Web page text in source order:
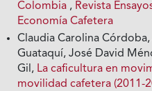
Colombia , Revista
Economía Cafetera
Claudia Carolina
Guataquí, José David
Gil, La caficultura en
movilidad cafetera (2011-